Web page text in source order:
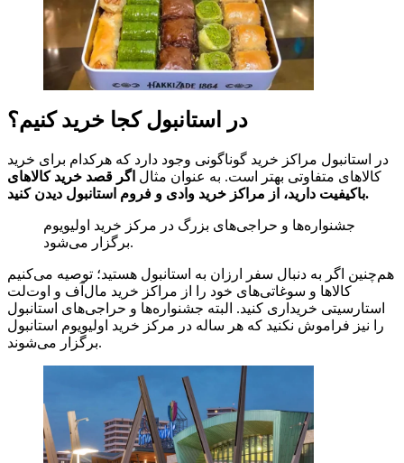
در استانبول کجا خرید کنیم؟
در استانبول مراکز خرید گوناگونی وجود دارد که هرکدام برای خرید
کالاهای متفاوتی بهتر است. به عنوان مثال اگر قصد خرید کالاهای
باکیفیت دارید، از مراکز خرید وادی و فروم استانبول دیدن کنید.
جشنواره‌ها و حراجی‌های بزرگ در مرکز خرید اولیویوم
برگزار می‌شود.
هم‌چنین اگر به دنبال سفر ارزان به استانبول هستید؛ توصیه می‌کنیم
کالاها و سوغاتی‌های خود را از مراکز خرید مال‌آف و اوت‌لت
استارسیتی خریداری کنید. البته جشنواره‌ها و حراجی‌های استانبول
را نیز فراموش نکنید که هر ساله در مرکز خرید اولیویوم استانبول
برگزار می‌شوند.